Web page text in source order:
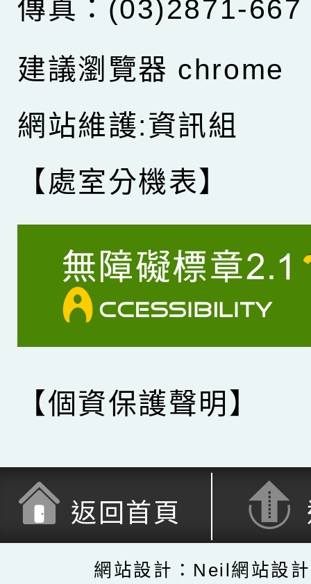
傳真：(03)2871-667
建議瀏覽器 chrome
網站維護:資訊組
【處室分機表】
【個資保護聲明】
返回首頁
網站設計：Neil網站設